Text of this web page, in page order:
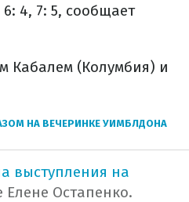
4, 7: 5, сообщает
Кабалем (Колумбия) и
НА ВЕЧЕРИНКЕ УИМБЛДОНА
выступления на
Елене Остапенко.